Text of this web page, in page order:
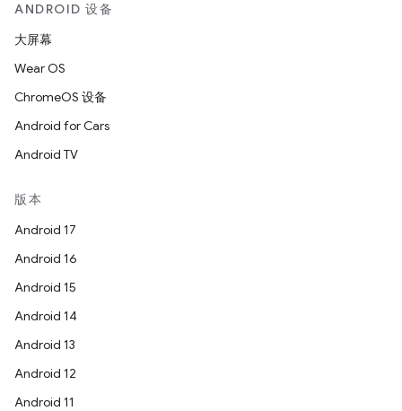
ANDROID 设备
大屏幕
Wear OS
ChromeOS 设备
Android for Cars
Android TV
版本
Android 17
Android 16
Android 15
Android 14
Android 13
Android 12
Android 11